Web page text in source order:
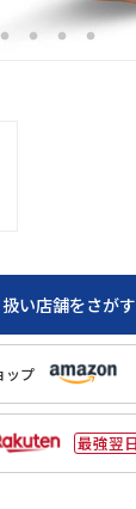
い店舗をさがす
ップ